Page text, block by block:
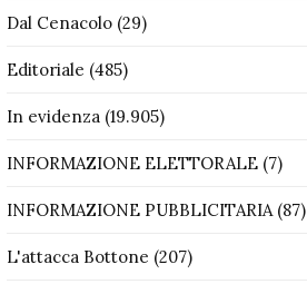
Dal Cenacolo(29)
Editoriale (485)
In evidenza(19.905)
INFORMAZIONE ELETTORALE(7)
INFORMAZIONE PUBBLICITARIA(87)
L'attacca Bottone (207)